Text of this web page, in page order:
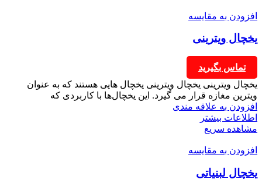
افزودن به مقایسه
یخچال ویترینی
تماس بگیرید
یخچال ویترینی یخچال ویترینی یخچال هایی هستند که به عنوان
ویترین مغازه قرار می گیرد. این یخچال‌ها با کاربردی که
افزودن به علاقه مندی
اطلاعات بیشتر
مشاهده سریع
افزودن به مقایسه
یخچال لبنیاتی